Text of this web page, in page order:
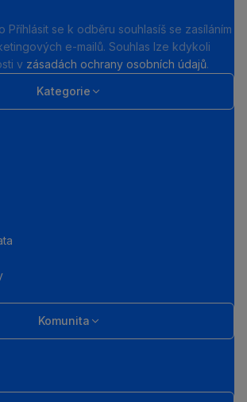
Příhlásit se k odběru souhlasíš se zasíláním
e-mailů. Souhlas lze kdykoli
v zásadách ochrany osobních údajů.
Kategorie
Komunita